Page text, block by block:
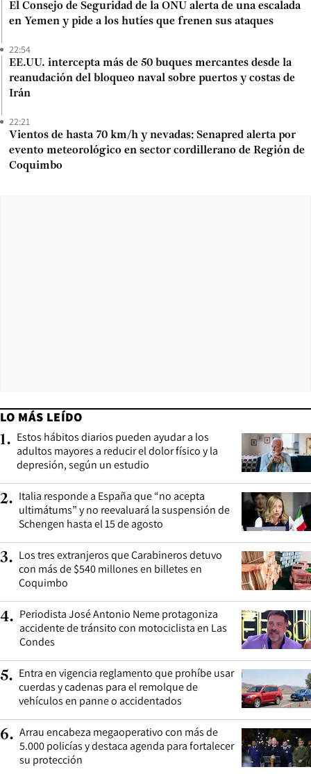
El Consejo de Seguridad de la ONU alerta de una escalada
en Yemen y pide a los hutíes que frenen sus ataques
22:54
EE.UU. intercepta más de 50 buques mercantes desde la
reanudación del bloqueo naval sobre puertos y costas de
Irán
22:21
Vientos de hasta 70 km/h y nevadas: Senapred alerta por
evento meteorológico en sector cordillerano de Región de
Coquimbo
LO MÁS LEÍDO
1. Estos hábitos diarios pueden ayudar a los
adultos mayores a reducir el dolor físico y la
depresión, según un estudio
2. Italia responde a España que “no acepta
ultimátums” y no reevaluará la suspensión de
Schengen hasta el 15 de agosto
3. Los tres extranjeros que Carabineros detuvo
con más de $540 millones en billetes en
Coquimbo
4. Periodista José Antonio Neme protagoniza
accidente de tránsito con motociclista en Las
Condes
5. Entra en vigencia reglamento que prohíbe usar
cuerdas y cadenas para el remolque de
vehículos en panne o accidentados
6. Arrau encabeza megaoperativo con más de
5.000 policías y destaca agenda para fortalecer
su protección